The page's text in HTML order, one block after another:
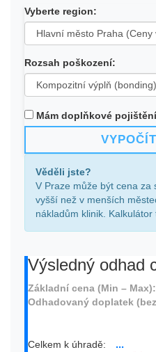
Vyberte region:
Rozsah poškození:
Mám doplňkové
Věděli jste?
V Praze může být cena za
vyšší než v menších
nákladům klinik.
Výsledný odhad
Základní cena (Min – Max):
Odhadovaný doplatek
Celkem k úhradě: ...